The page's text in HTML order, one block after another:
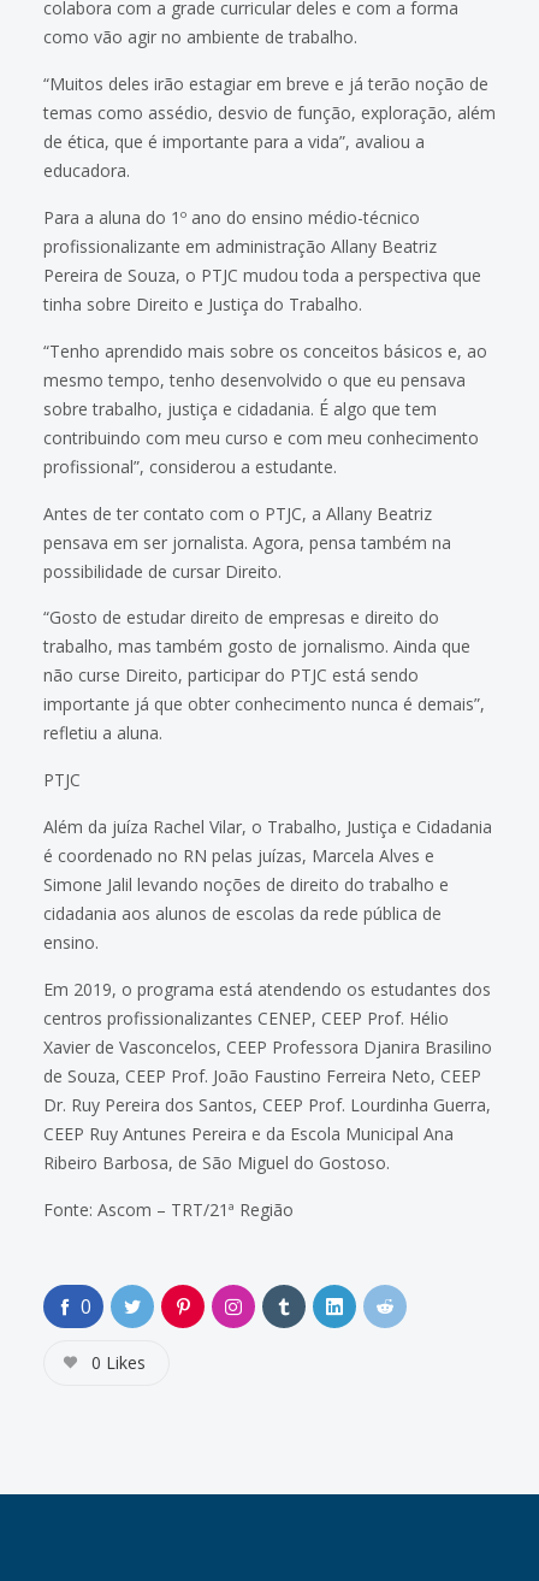
colabora com a grade curricular deles e com a forma
como vão agir no ambiente de trabalho.
“Muitos deles irão estagiar em breve e já terão noção de
temas como assédio, desvio de função, exploração, além
de ética, que é importante para a vida”, avaliou a
educadora.
Para a aluna do 1º ano do ensino médio-técnico
profissionalizante em administração Allany Beatriz
Pereira de Souza, o PTJC mudou toda a perspectiva que
tinha sobre Direito e Justiça do Trabalho.
“Tenho aprendido mais sobre os conceitos básicos e, ao
mesmo tempo, tenho desenvolvido o que eu pensava
sobre trabalho, justiça e cidadania. É algo que tem
contribuindo com meu curso e com meu conhecimento
profissional”, considerou a estudante.
Antes de ter contato com o PTJC, a Allany Beatriz
pensava em ser jornalista. Agora, pensa também na
possibilidade de cursar Direito.
“Gosto de estudar direito de empresas e direito do
trabalho, mas também gosto de jornalismo. Ainda que
não curse Direito, participar do PTJC está sendo
importante já que obter conhecimento nunca é demais”,
refletiu a aluna.
PTJC
Além da juíza Rachel Vilar, o Trabalho, Justiça e Cidadania
é coordenado no RN pelas juízas, Marcela Alves e
Simone Jalil levando noções de direito do trabalho e
cidadania aos alunos de escolas da rede pública de
ensino.
Em 2019, o programa está atendendo os estudantes dos
centros profissionalizantes CENEP, CEEP Prof. Hélio
Xavier de Vasconcelos, CEEP Professora Djanira Brasilino
de Souza, CEEP Prof. João Faustino Ferreira Neto, CEEP
Dr. Ruy Pereira dos Santos, CEEP Prof. Lourdinha Guerra,
CEEP Ruy Antunes Pereira e da Escola Municipal Ana
Ribeiro Barbosa, de São Miguel do Gostoso.
Fonte: Ascom – TRT/21ª Região
0
0 Likes